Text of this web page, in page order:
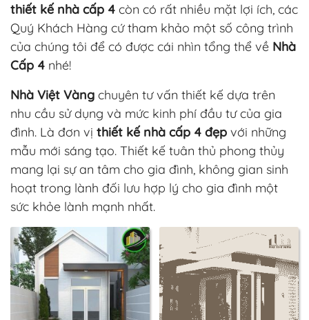
thiết kế nhà cấp 4 còn có rất nhiều mặt lợi ích, các
Quý Khách Hàng cứ tham khảo một số công trình
của chúng tôi để có được cái nhìn tổng thể về Nhà
Cấp 4 nhé!
Nhà Việt Vàng chuyên tư vấn thiết kế dựa trên
nhu cầu sử dụng và mức kinh phí đầu tư của gia
đình. Là đơn vị thiết kế nhà cấp 4 đẹp với những
mẫu mới sáng tạo. Thiết kế tuân thủ phong thủy
mang lại sự an tâm cho gia đình, không gian sinh
hoạt trong lành đối lưu hợp lý cho gia đình một
sức khỏe lành mạnh nhất.